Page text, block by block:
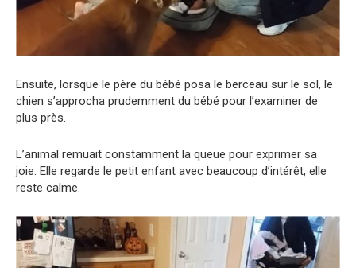
Ensuite, lorsque le père du bébé posa le berceau sur le sol, le
chien s’approcha prudemment du bébé pour l’examiner de
plus près.
L’animal remuait constamment la queue pour exprimer sa
joie. Elle regarde le petit enfant avec beaucoup d’intérêt, elle
reste calme.